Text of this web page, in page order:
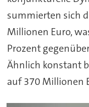
summierten sich
Millionen Euro,
Prozent
Ähnlich konstant
auf 370 Millionen